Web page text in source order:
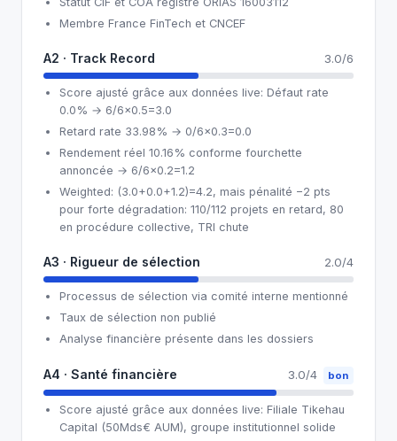
Membre France FinTech et CNCEF
A2 · Track Record 3.0/6
Score ajusté grâce aux données live: Défaut rate
0.0% → 6/6×0.5=3.0
Retard rate 33.98% → 0/6×0.3=0.0
Rendement réel 10.16% conforme fourchette
annoncée → 6/6×0.2=1.2
Weighted: (3.0+0.0+1.2)=4.2, mais pénalité −2 pts
pour forte dégradation: 110/112 projets en retard, 80
en procédure collective, TRI chute
A3 · Rigueur de sélection 2.0/4
Processus de sélection via comité interne mentionné
Taux de sélection non publié
Analyse financière présente dans les dossiers
A4 · Santé financière 3.0/4 bon
Score ajusté grâce aux données live: Filiale Tikehau
Capital (50Mds€ AUM), groupe institutionnel solide